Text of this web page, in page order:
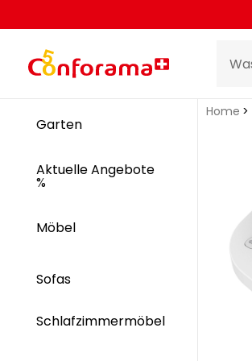
Garten
Aktuelle Angebote
%
Möbel
Sofas
Schlafzimmermöbel
Home